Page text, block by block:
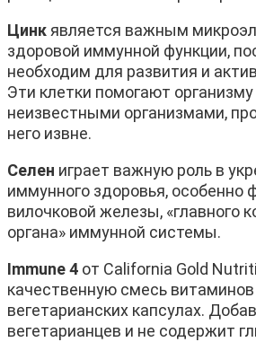
Цинк является важным
здоровой иммунной функции,
необходим для развития и
Эти клетки помогают
неизвестными организмами,
него извне.
Селен играет важную роль в
иммунного здоровья, особенно
вилочковой железы, «главного
органа» иммунной системы.
Immune 4 от California Gold
качественную смесь
вегетарианских капсулах.
вегетарианцев и не содержит